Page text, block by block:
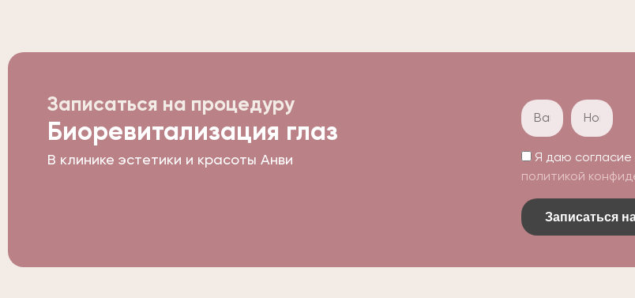
Записаться на процедуру
Биоревитализация глаз
В клинике эстетики и красоты Анви
Я даю согласие
политикой
Записаться